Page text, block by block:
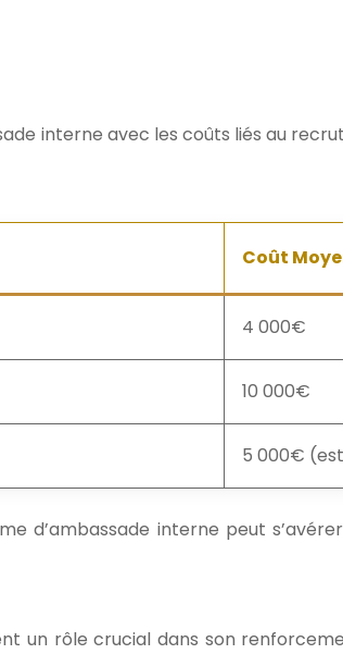
interne avec les coûts liés au
Coût
4 000€
10 000€
5 000€
d’ambassade interne peut
un rôle crucial dans son